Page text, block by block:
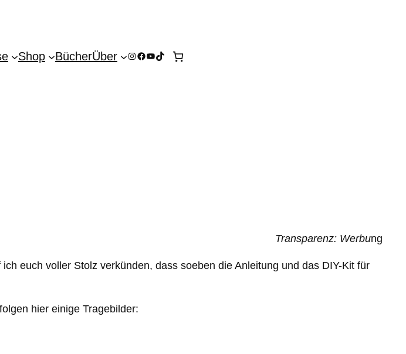
Shop BücherÜber Instagram
Facebook
YouTube
TikTok
Transparenz: Werbung
euch voller Stolz verkünden, dass soeben die Anleitung und das DIY-Kit für
hier einige Tragebilder: